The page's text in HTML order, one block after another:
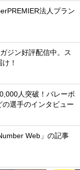
法人プラン
ジン好評配信中。ス
！
人突破！バレーボ
選手のインタビュー
Web」の記事